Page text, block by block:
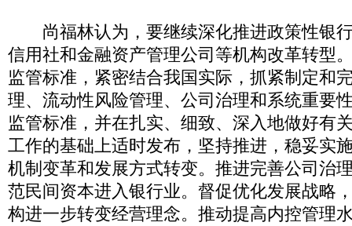
尚福林认为，要继续深化推进政策性银
信用社和金融资产管理公司等机构改革转型
监管标准，紧密结合我国实际，抓紧制定和
理、流动性风险管理、公司治理和系统重要
监管标准，并在扎实、细致、深入地做好有
工作的基础上适时发布，坚持推进，稳妥实
机制变革和发展方式转变。推进完善公司治
范民间资本进入银行业。督促优化发展战略
构进一步转变经营理念。推动提高内控管理